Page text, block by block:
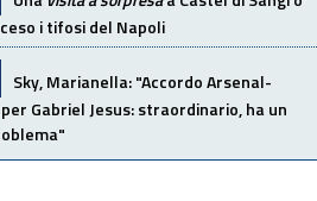
i tifosi del Napoli
Sky, Marianella: "Accordo Arsenal-
Gabriel Jesus: straordinario, ha un